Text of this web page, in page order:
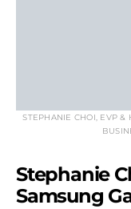
STEPHANIE CHOI, EVP
Stephanie
Samsung